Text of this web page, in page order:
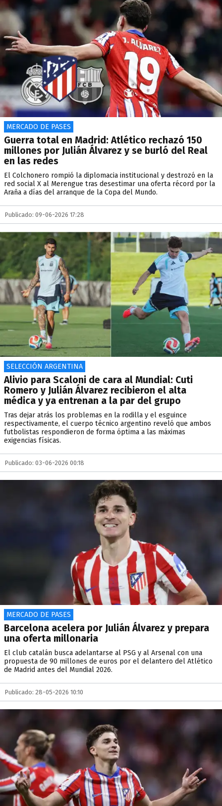
MERCADO DE PASES
Guerra total en Madrid: Atlético rechazó 150
millones por Julián Álvarez y se burló del Real
en las redes
El Colchonero rompió la diplomacia institucional y destrozó en la
red social X al Merengue tras desestimar una oferta récord por la
Araña a días del arranque de la Copa del Mundo.
Publicado: 09-06-2026 17:28
SELECCIÓN ARGENTINA
Alivio para Scaloni de cara al Mundial: Cuti
Romero y Julián Álvarez recibieron el alta
médica y ya entrenan a la par del grupo
Tras dejar atrás los problemas en la rodilla y el esguince
respectivamente, el cuerpo técnico argentino reveló que ambos
futbolistas respondieron de forma óptima a las máximas
exigencias físicas.
Publicado: 03-06-2026 00:18
MERCADO DE PASES
Barcelona acelera por Julián Álvarez y prepara
una oferta millonaria
El club catalán busca adelantarse al PSG y al Arsenal con una
propuesta de 90 millones de euros por el delantero del Atlético
de Madrid antes del Mundial 2026.
Publicado: 28-05-2026 10:10